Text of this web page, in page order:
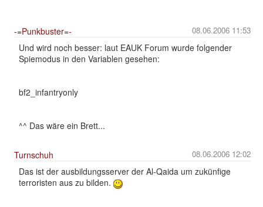
08.06.2006 11:53
-=Punkbuster=-
Und wird noch besser: laut EAUK Forum wurde folgender
Spiemodus in den Variablen gesehen:
bf2_infantryonly
^^ Das wäre ein Brett...
08.06.2006 12:02
Turnschuh
Das ist der ausbildungsserver der Al-Qaida um zukünfige
terroristen aus zu bilden.